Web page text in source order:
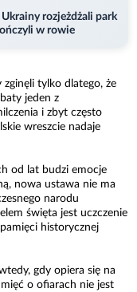
rozjeżdżali park
w rowie
tylko dlatego, że
jeden z
i zbyt często
wreszcie nadaje
od lat budzi emocje
nowa ustawa nie ma
narodu
święta jest uczczenie
historycznej
gdy opiera się na
o ofiarach nie jest